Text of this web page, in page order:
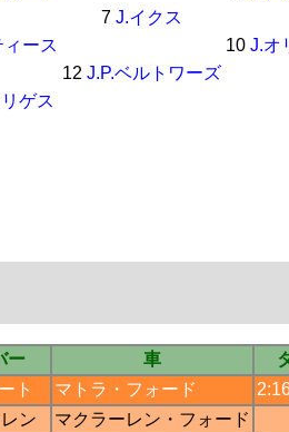
7 J.イクス
ース 10 J.オ
12 J.P.ベルトワーズ
ゲス
ー 車
ト マトラ ・ フォード
ン マクラーレン ・ フォード